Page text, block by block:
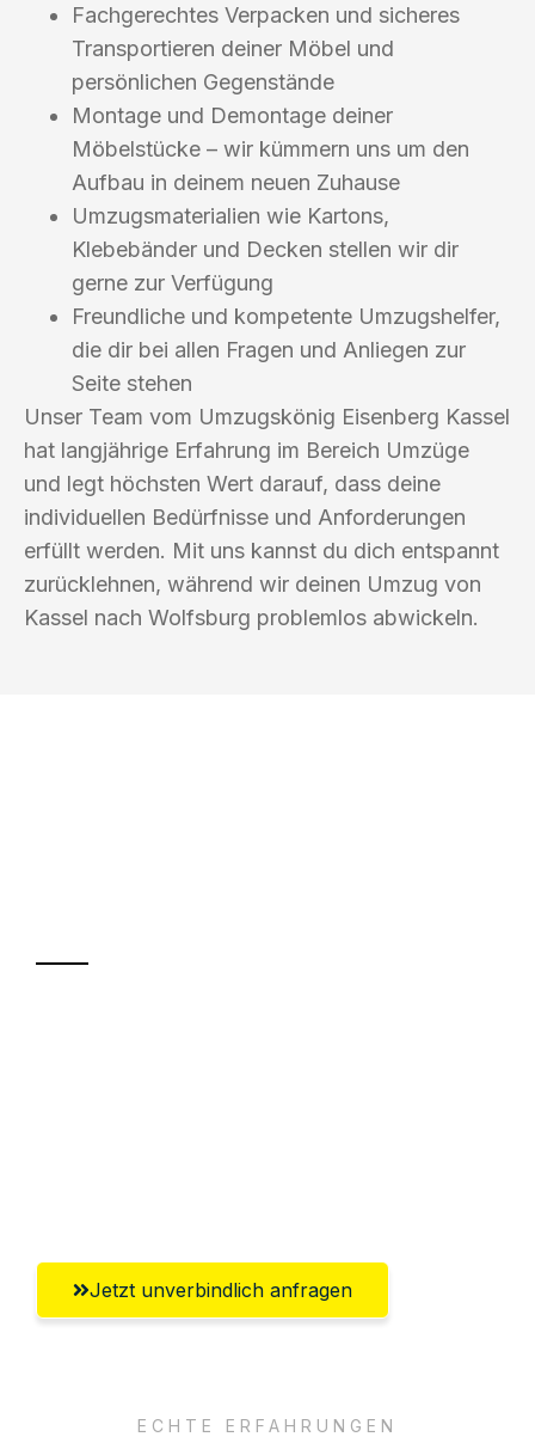
Fachgerechtes Verpacken und sicheres
Transportieren deiner Möbel und
persönlichen Gegenstände
Montage und Demontage deiner
Möbelstücke – wir kümmern uns um den
Aufbau in deinem neuen Zuhause
Umzugsmaterialien wie Kartons,
Klebebänder und Decken stellen wir dir
gerne zur Verfügung
Freundliche und kompetente Umzugshelfer,
die dir bei allen Fragen und Anliegen zur
Seite stehen
Unser Team vom Umzugskönig Eisenberg Kassel
hat langjährige Erfahrung im Bereich Umzüge
und legt höchsten Wert darauf, dass deine
individuellen Bedürfnisse und Anforderungen
erfüllt werden. Mit uns kannst du dich entspannt
zurücklehnen, während wir deinen Umzug von
Kassel nach Wolfsburg problemlos abwickeln.
Jetzt unverbindlich anfragen
ECHTE ERFAHRUNGEN